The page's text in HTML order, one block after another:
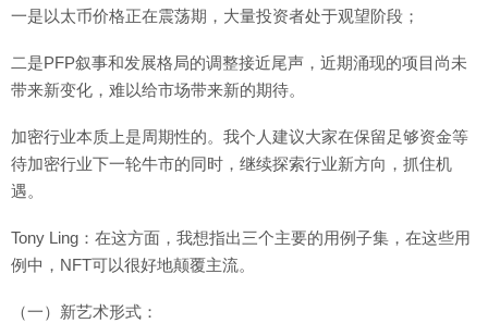
一是以太币价格正在震荡期，大量投资者处于观望阶段；
二是PFP叙事和发展格局的调整接近尾声，近期涌现的项目尚未
带来新变化，难以给市场带来新的期待。
加密行业本质上是周期性的。我个人建议大家在保留足够资金等
待加密行业下一轮牛市的同时，继续探索行业新方向，抓住机
遇。
Tony Ling：在这方面，我想指出三个主要的用例子集，在这些用
例中，NFT可以很好地颠覆主流。
（一）新艺术形式：